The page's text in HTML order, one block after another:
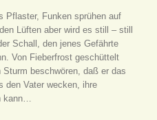
Pflaster, Funken sprühen auf
Lüften aber wird es still – still
Schall, den jenes Gefährte
Von Fieberfrost geschüttelt
beschwören, daß er das
den Vater wecken, ihre
kann…